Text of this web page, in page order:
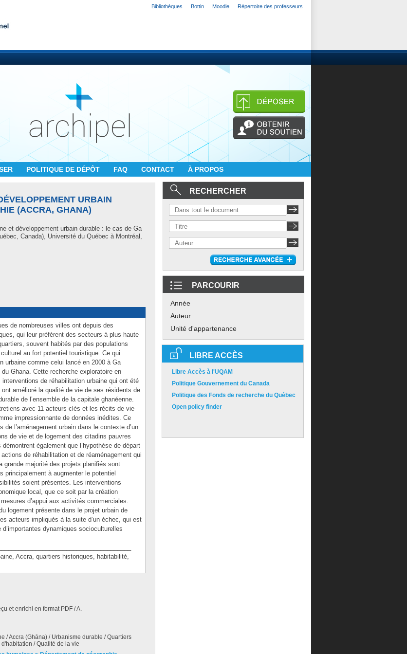
Bibliothèques Bottin Moodle Répertoire des professeurs
POLITIQUE DE DÉPÔT FAQ CONTACT À PROPOS
URBAIN
(ACCRA, GHANA)
et développement urbain durable : le cas de Ga
Canada), Université du Québec à Montréal,
de nombreuses villes ont depuis des
qui leur préfèrent des secteurs à plus haute
souvent habités par des populations
au fort potentiel touristique. Ce qui
urbaine comme celui lancé en 2000 à Ga
Ghana. Cette recherche exploratoire en
de réhabilitation urbaine qui ont été
amélioré la qualité de vie de ses résidents de
de l’ensemble de la capitale ghanéenne.
avec 11 acteurs clés et les récits de vie
impressionnante de données inédites. Ce
l’aménagement urbain dans le contexte d’un
de vie et de logement des citadins pauvres
également que l’hypothèse de départ
de réhabilitation et de réaménagement qui
grande majorité des projets planifiés sont
principalement à augmenter le potentiel
soient présentes. Les interventions
local, que ce soit par la création
d’appui aux activités commerciales.
logement présente dans le projet urbain de
acteurs impliqués à la suite d’un échec, qui est
dynamiques socioculturelles
Accra, quartiers historiques, habitabilité,
et enrichi en format PDF / A.
/ Accra (Ghāna) / Urbanisme durable / Quartiers
/ Qualité de la vie
RECHERCHER
PARCOURIR
Année
Auteur
Unité d'appartenance
LIBRE ACCÈS
Libre Accès à l'UQAM
Politique Gouvernement du Canada
Politique des Fonds de recherche du Québec
Open policy finder